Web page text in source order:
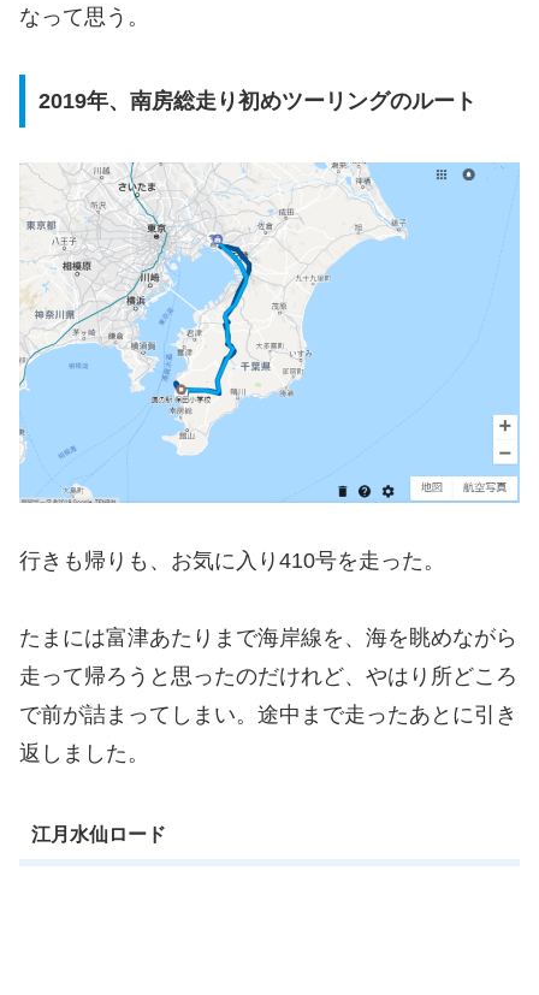
なって思う。
2019年、南房総走り初めツーリングのルート
行きも帰りも、お気に入り410号を走った。
たまには富津あたりまで海岸線を、海を眺めながら
走って帰ろうと思ったのだけれど、やはり所どころ
で前が詰まってしまい。途中まで走ったあとに引き
返しました。
江月水仙ロード